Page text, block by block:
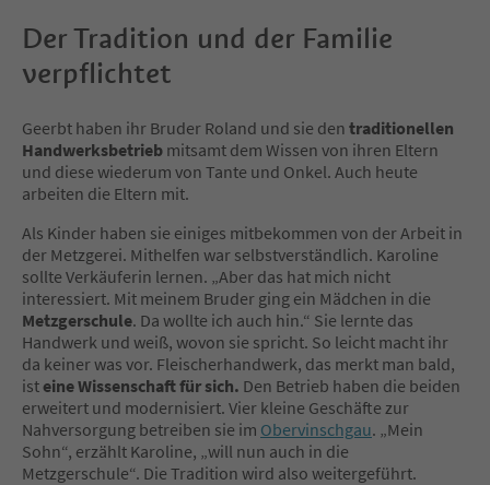
Der Tradition und der Familie
verpflichtet
Geerbt haben ihr Bruder Roland und sie den traditionellen
Handwerksbetrieb mitsamt dem Wissen von ihren Eltern
und diese wiederum von Tante und Onkel. Auch heute
arbeiten die Eltern mit.
Als Kinder haben sie einiges mitbekommen von der Arbeit in
der Metzgerei. Mithelfen war selbstverständlich. Karoline
sollte Verkäuferin lernen. „Aber das hat mich nicht
interessiert. Mit meinem Bruder ging ein Mädchen in die
Metzgerschule. Da wollte ich auch hin.“ Sie lernte das
Handwerk und weiß, wovon sie spricht. So leicht macht ihr
da keiner was vor. Fleischerhandwerk, das merkt man bald,
isteine Wissenschaft für sich. Den Betrieb haben die beiden
erweitert und modernisiert. Vier kleine Geschäfte zur
Nahversorgung betreiben sie im Obervinschgau. „Mein
Sohn“, erzählt Karoline, „will nun auch in die
Metzgerschule“. Die Tradition wird also weitergeführt.